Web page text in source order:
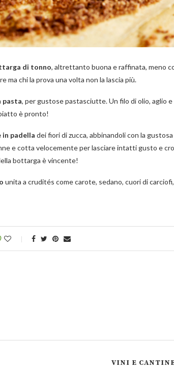
di tonno, altrettanto buona e raffinata, meno
ma chi la prova una volta non la lascia più.
pasta, per gustose pastasciutte. Un filo di olio, aglio
è pronto!
in padella dei fiori di zucca, abbinandoli con la
e cotta velocemente per lasciare intatti gusto e
bottarga è vincente!
unita a crudités come carote, sedano, cuori di
VINI E